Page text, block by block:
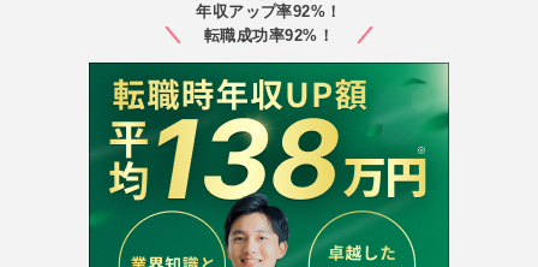
年収アップ率92%！
転職成功率92%！